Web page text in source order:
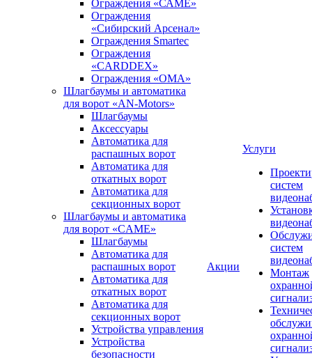
Ограждения «САМЕ»
Ограждения
«Сибирский Арсенал»
Ограждения Smartec
Ограждения
«CARDDEX»
Ограждения «ОМА»
Шлагбаумы и автоматика
для ворот «AN-Motors»
Шлагбаумы
Аксессуары
Автоматика для
распашных ворот
Автоматика для
откатных ворот
Автоматика для
секционных ворот
Шлагбаумы и автоматика
для ворот «CAME»
Шлагбаумы
Автоматика для
распашных ворот
Автоматика для
откатных ворот
Автоматика для
секционных ворот
Устройства управления
Устройства
безопасности
Акции
Услуги
систем
систем
Монтаж